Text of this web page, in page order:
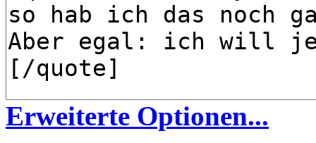
Erweiterte Optionen...